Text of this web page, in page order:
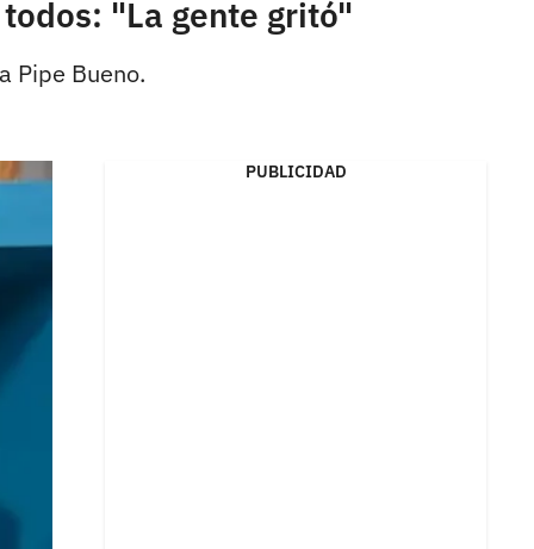
"La gente gritó"
Pipe Bueno.
PUBLICIDAD